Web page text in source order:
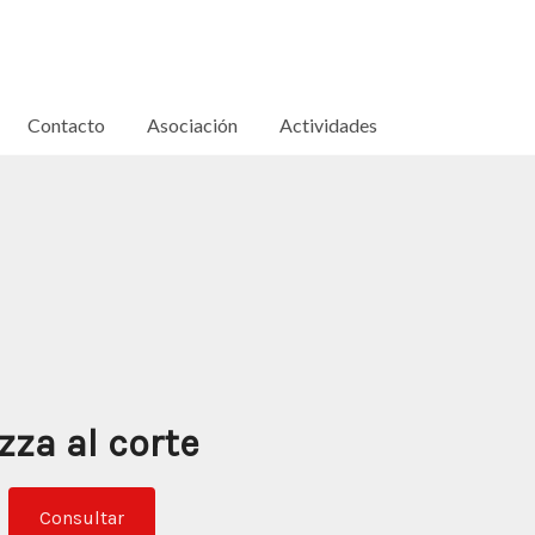
Contacto Asociación Actividades
al corte
Consultar